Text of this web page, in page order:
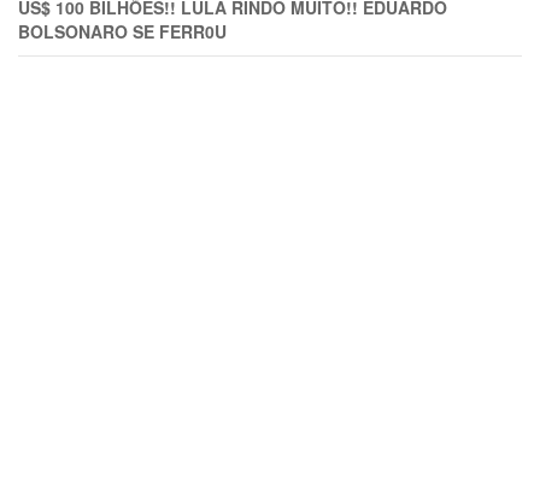
US$ 100 BILHÕES!! LULA RINDO MUITO!! EDUARDO
BOLSONARO SE FERR0U